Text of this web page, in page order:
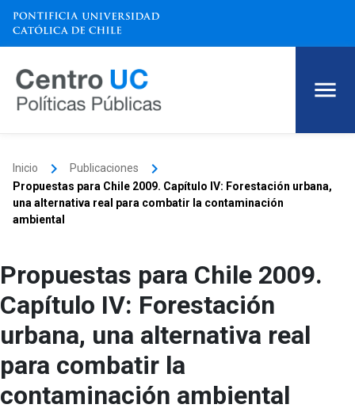
Inicio keyboard_arrow_right Publicaciones keyboard_arrow_right
Propuestas para Chile 2009. Capítulo IV: Forestación urbana,
una alternativa real para combatir la contaminación
ambiental
Propuestas para Chile 2009.
Capítulo IV: Forestación
urbana, una alternativa real
para combatir la
contaminación ambiental